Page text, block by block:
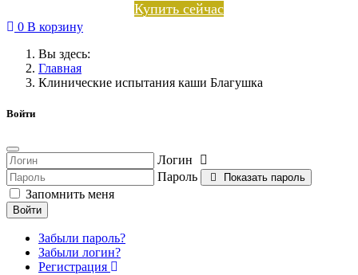
Купить сейчас
0 В корзину
Вы здесь:
Главная
Клинические испытания каши Благушка
Войти
Логин
Пароль
Показать пароль
Запомнить меня
Войти
Забыли пароль?
Забыли логин?
Регистрация